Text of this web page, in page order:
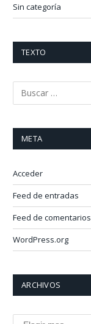
Sin categoría
TEXTO
META
Acceder
Feed de entradas
Feed de comentarios
WordPress.org
ARCHIVOS